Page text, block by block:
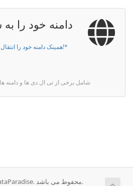
دامنه خود را
همینک دامنه خود را انتقال دهید تا یک سال نیز تمدید گردد!*
* شامل برخی از تی ال دی ها و دامنه
تمامی حقوق برای © 2026 DataParadise. محفوط می باشد.